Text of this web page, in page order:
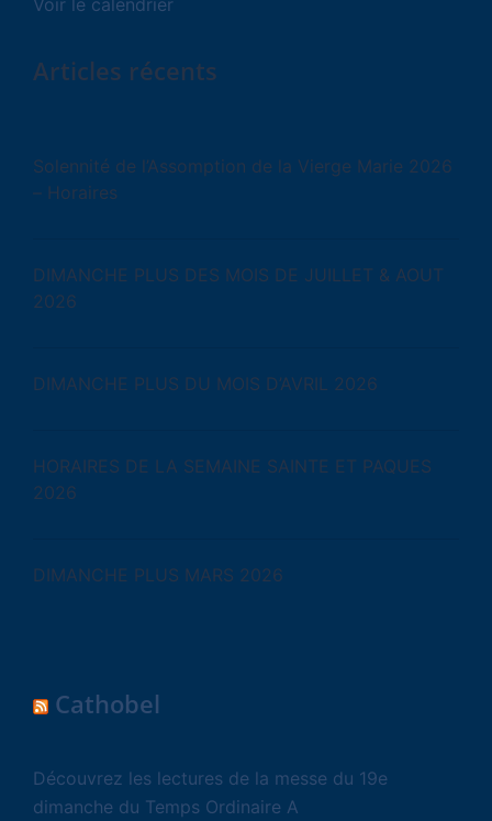
Voir le calendrier
Articles récents
Solennité de l’Assomption de la Vierge Marie 2026
– Horaires
DIMANCHE PLUS DES MOIS DE JUILLET & AOUT
2026
DIMANCHE PLUS DU MOIS D’AVRIL 2026
HORAIRES DE LA SEMAINE SAINTE ET PAQUES
2026
DIMANCHE PLUS MARS 2026
Cathobel
Découvrez les lectures de la messe du 19e
dimanche du Temps Ordinaire A